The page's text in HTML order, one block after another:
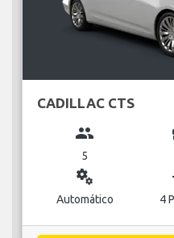
CADILLAC CTS
group
5
miscellaneous_services
Automático 4